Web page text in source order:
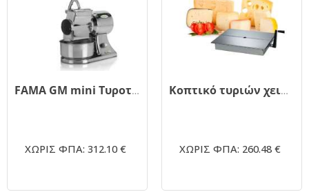
FAMA GM mini Τυροτρίφτης κύλινδρος 0.5hp
ΧΩΡΙΣ ΦΠΑ: 312.10 €
Κοπτικό τυριών χειρός Ghizzoni
ΧΩΡΙΣ ΦΠΑ: 260.48 €